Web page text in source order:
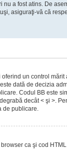
a fost atins. De
asiguraţi-vă că
un control
dată de decizia
Codul BB este
decât < şi >.
de publicare.
ca şi cod